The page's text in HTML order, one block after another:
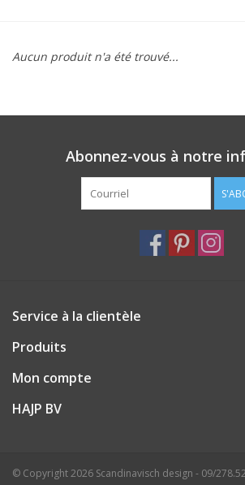
Aucun produit n'a été trouvé...
Abonnez-vous à notre
Service à la clientèle
Produits
Mon compte
HAJP BV
© Copyright 2026 Scandinavisch design - 09/